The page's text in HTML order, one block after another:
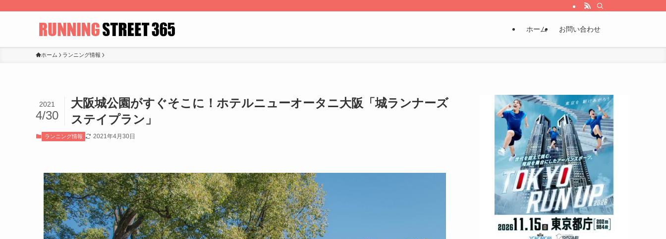
ホーム お問い合わせ
ホーム ランニング情報
大阪城公園がすぐそこに！ホテルニューオータニ大阪「城ランナーズ
ステイプラン」
2021
4/30
ランニング情報 2021年4月30日